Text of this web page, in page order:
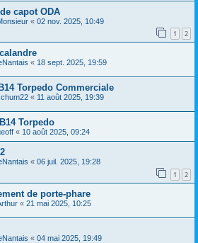
capot ODA
« 02 nov. 2025, 10:49
1 2
« 18 sept. 2025, 19:59
Torpedo Commerciale
« 11 août 2025, 19:39
Torpedo
« 10 août 2025, 09:24
« 06 juil. 2025, 19:28
1 2
de porte-phare
« 21 mai 2025, 10:25
« 04 mai 2025, 19:49